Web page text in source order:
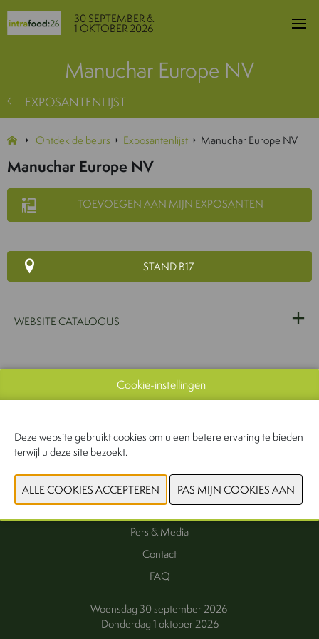
30 SEPTEMBER &
1 OKTOBER 2026
Manuchar Europe NV
EXPOSANTENLIJST
Ontdek de beurs Exposantenlijst Manuchar Europe NV
Manuchar Europe NV
TOEVOEGEN AAN MIJN EXPOSANTEN
STAND B17
WEBSITE CATALOGUS
Exposanten
Praktische informatie
Pers & Media
Contact
FAQ
Woensdag 30 september 2026
Donderdag 1 oktober 2026
Cookie-instellingen
Deze website gebruikt cookies om u een betere ervaring te bieden
terwijl u deze site bezoekt.